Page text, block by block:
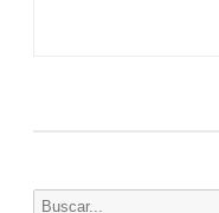
Buscar